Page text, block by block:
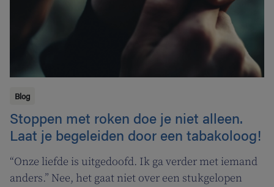
Blog
Stoppen met roken doe je niet alleen.
Laat je begeleiden door een tabakoloog!
“Onze liefde is uitgedoofd. Ik ga verder met iemand
anders.” Nee, het gaat niet over een stukgelopen